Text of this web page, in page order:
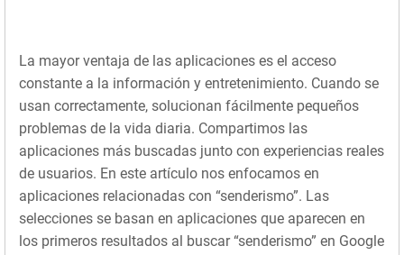
La mayor ventaja de las aplicaciones es el acceso
constante a la información y entretenimiento. Cuando se
usan correctamente, solucionan fácilmente pequeños
problemas de la vida diaria. Compartimos las
aplicaciones más buscadas junto con experiencias reales
de usuarios. En este artículo nos enfocamos en
aplicaciones relacionadas con “senderismo”. Las
selecciones se basan en aplicaciones que aparecen en
los primeros resultados al buscar “senderismo” en Google